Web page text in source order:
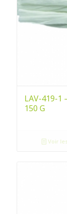
LAV-419-1
150 G
Voir